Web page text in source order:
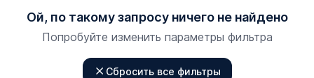
Ой, по такому запросу ничего не найдено
Попробуйте изменить параметры фильтра
Сбросить все фильтры